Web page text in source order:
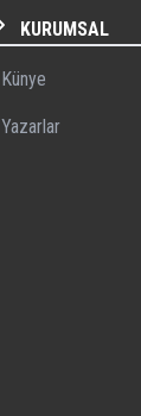
KURUMSAL
Künye
Yazarlar